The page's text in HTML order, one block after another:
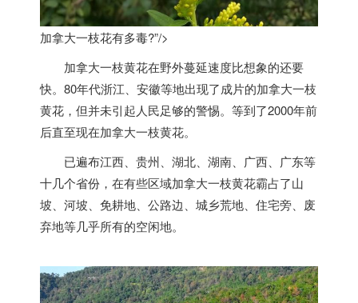
加拿大一枝花有多毒?”/>
加拿大一枝黄花在野外蔓延速度比想象的还要
快。80年代浙江、安徽等地出现了成片的加拿大一枝
黄花，但并未引起人民足够的警惕。等到了2000年前
后直至现在加拿大一枝黄花。
已遍布江西、贵州、湖北、湖南、广西、广东等
十几个省份，在有些区域加拿大一枝黄花霸占了山
坡、河坡、免耕地、公路边、城乡荒地、住宅旁、废
弃地等几乎所有的空闲地。